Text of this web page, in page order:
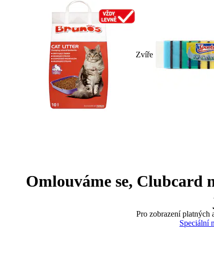
Zvíře
Omlouváme se, Clubcard
Pro zobrazení platných
Speciální